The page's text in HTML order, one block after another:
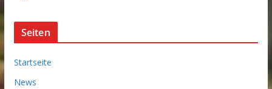
Seiten
Startseite
News